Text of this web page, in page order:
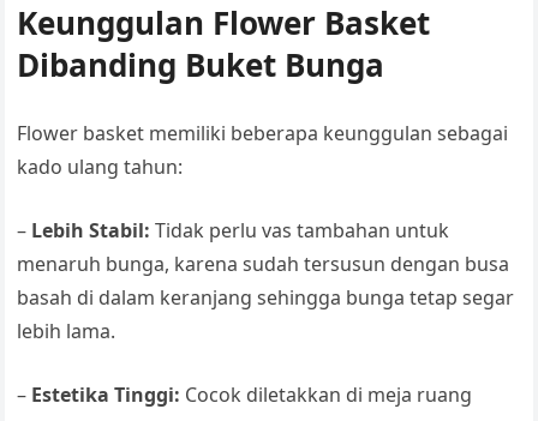
Keunggulan Flower Basket
Dibanding Buket Bunga
Flower basket memiliki beberapa keunggulan sebagai
kado ulang tahun:
– Lebih Stabil: Tidak perlu vas tambahan untuk
menaruh bunga, karena sudah tersusun dengan busa
basah di dalam keranjang sehingga bunga tetap segar
lebih lama.
– Estetika Tinggi: Cocok diletakkan di meja ruang